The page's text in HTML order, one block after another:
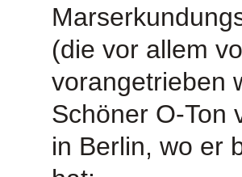
(die vor allem
vorangetrieben
Schöner O-Ton
in Berlin, wo er